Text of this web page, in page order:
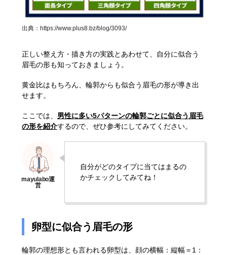
出典： https://www.plus8.bz/blog/3093/
正しい整え方・描き方の実践とあわせて、自分に似合う
眉毛の形も知っておきましょう。
黄金比はもちろん、輪郭からも似合う眉毛の形が導き出
せます。
ここでは、 男性に多い5パターンの輪郭ごとに似合う眉毛
の形を紹介するので、ぜひ参考にしてみてください。
自分がどのタイプに当てはまるの
かチェックしてみてね！
卵型に似合う眉毛の形
輪郭の理想形とも言われる卵型は、顔の横幅：縦幅＝1：